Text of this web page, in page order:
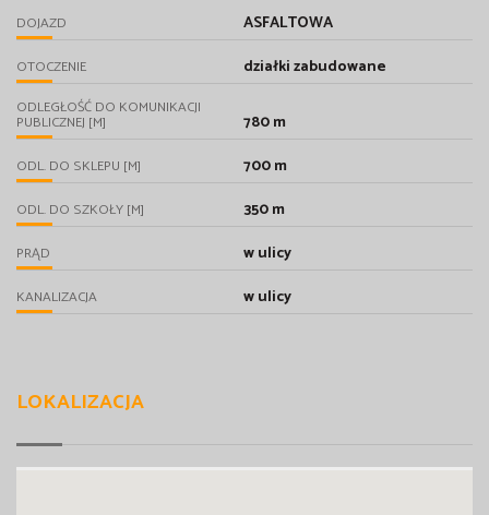
DOJAZD ASFALTOWA
OTOCZENIE działki zabudowane
ODLEGŁOŚĆ DO KOMUNIKACJI
PUBLICZNEJ [M] 780 m
ODL. DO SKLEPU [M] 700 m
ODL. DO SZKOŁY [M] 350 m
PRĄD w ulicy
KANALIZACJA w ulicy
LOKALIZACJA